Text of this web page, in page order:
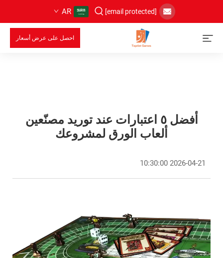
[email protected]
AR
احصل على عرض أسعار
أفضل ٥ اعتبارات عند توريد مصنّعين
ألعاب الورق لمشروعك
2026-04-21 10:30:00